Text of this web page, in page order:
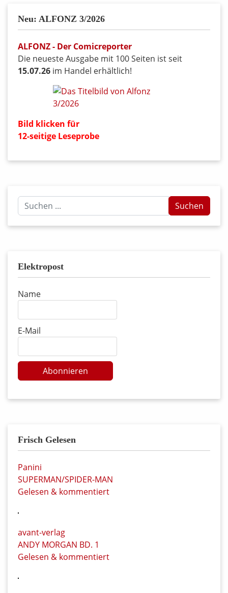
Neu: ALFONZ 3/2026
ALFONZ - Der Comicreporter
Die neueste Ausgabe mit 100 Seiten ist seit
15.07.26 im Handel erhältlich!
Bild klicken für
12-seitige Leseprobe
Suchen
...
Suchen
Elektropost
Name
E-Mail
Abonnieren
Frisch Gelesen
Panini
SUPERMAN/SPIDER-MAN
Gelesen & kommentiert
avant-verlag
ANDY MORGAN BD. 1
Gelesen & kommentiert